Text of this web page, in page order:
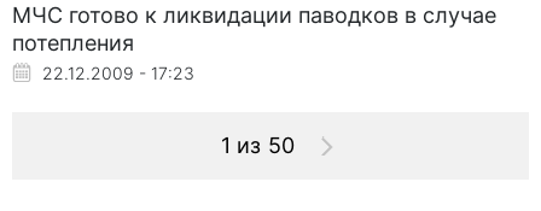
МЧС готово к ликвидации паводков в случае
потепления
22.12.2009 - 17:23
1 из 50